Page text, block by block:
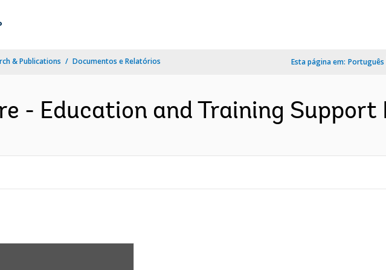
& Publications Documentos e Relatórios Esta página em: Português
- Education and Training Support